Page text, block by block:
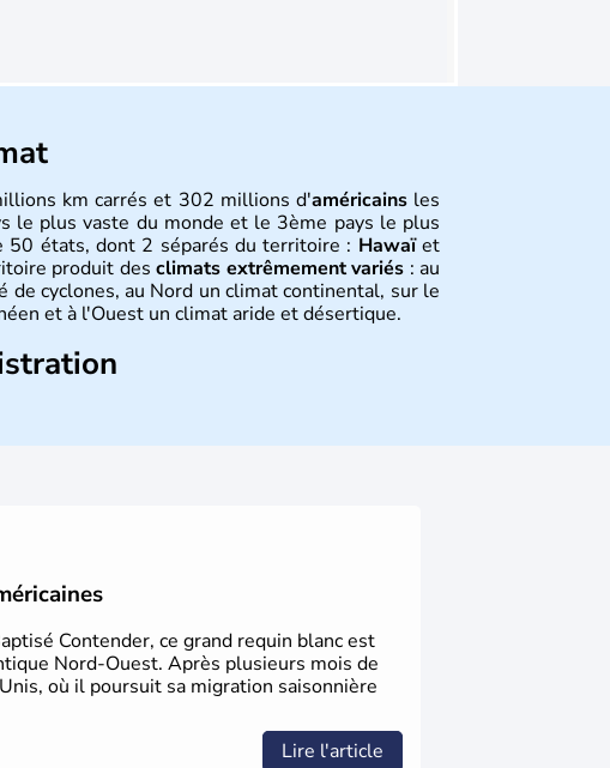
km carrés et 302 millions d'américainsles
le plus vaste du monde et le 3ème pays le plus
50 états, dont 2 séparés du territoire : Hawaïet
produit des climats extrêmement variés : au
de cyclones, au Nord un climat continental, sur le
et à l'Ouest un climat aride et désertique.
Contender, ce grand requin blanc est
Nord-Ouest. Après plusieurs mois de
où il poursuit sa migration saisonnière
Lire l'article